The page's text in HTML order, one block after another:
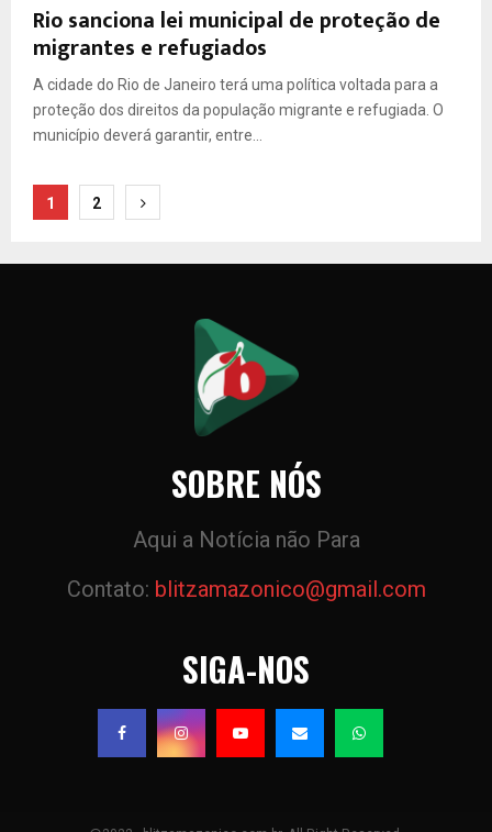
Rio sanciona lei municipal de proteção de
migrantes e refugiados
A cidade do Rio de Janeiro terá uma política voltada para a
proteção dos direitos da população migrante e refugiada. O
município deverá garantir, entre...
Paginação
posts
1 2
SOBRE NÓS
Aqui a Notícia não Para
Contato: blitzamazonico@gmail.com
SIGA-NOS